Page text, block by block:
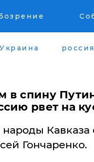
Украина россия
в спину
рвет на
Кавказа
Гончаренко.